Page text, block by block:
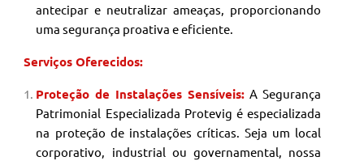
antecipar e neutralizar ameaças, proporcionando
uma segurança proativa e eficiente.
Serviços Oferecidos:
Proteção de Instalações Sensíveis: A Segurança
Patrimonial Especializada Protevig é especializada
na proteção de instalações críticas. Seja um local
corporativo, industrial ou governamental, nossa